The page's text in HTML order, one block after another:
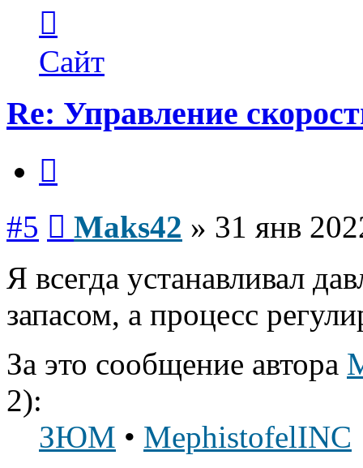
пользователя
Maks42
Сайт
Re: Управление
#5 Maks42 » 31 янв
Я всегда устанавливал
запасом, а процесс
За это сообщение автора
2):
ЗЮМ • MephistofelINC